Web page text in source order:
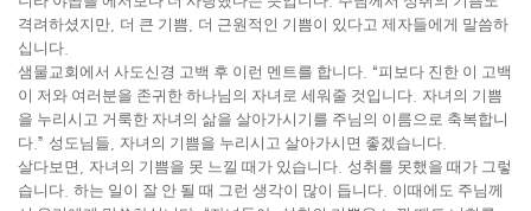
격려하셨지만 더 큰 기쁨
더 근원적인 기쁨이 있다고 제자들에게 말씀하
십니다
샘물교회에서 사도신경 고백 후 이런 멘트를 합니다 . “피보다 진한 이 고백
이 저와 여러분을 존귀한 하나님의 자녀로 세워줄 것입니다 자녀의 기쁨
을 누리시고 거룩한 자녀의 삶을 살아가시기를 주님의 이름으로 축복합니
다 .” 성도님들 자녀의 기쁨을 누리시고 살아가시면 좋겠습니다
살다보면
자녀의 기쁨을 못 느낄 때가 있습니다 성취를 못했을 때가 그렇
습니다 하는 일이 잘 안 될 때 그런 생각이 많이 듭니다 이때에도 주님께